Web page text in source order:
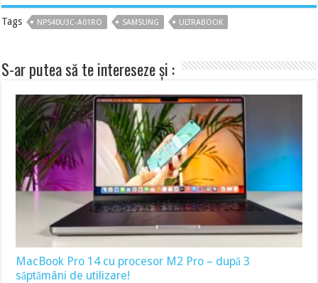
Tags NP540U3C-A01RO SAMSUNG ULTRABOOK
S-ar putea să te intereseze și :
MacBook Pro 14 cu procesor M2 Pro – după 3
săptămâni de utilizare!